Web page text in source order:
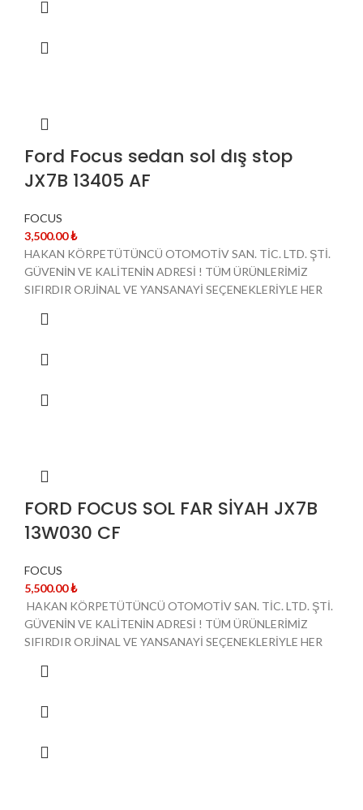
Ford Focus sedan sol dış stop
JX7B 13405 AF
FOCUS
3,500.00₺
HAKAN KÖRPETÜTÜNCÜ OTOMOTİV SAN. TİC. LTD. ŞTİ.
GÜVENİN VE KALİTENİN ADRESİ ! TÜM ÜRÜNLERİMİZ
SIFIRDIR ORJİNAL VE YANSANAYİ SEÇENEKLERİYLE HER
FORD FOCUS SOL FAR SİYAH JX7B
13W030 CF
FOCUS
5,500.00₺
HAKAN KÖRPETÜTÜNCÜ OTOMOTİV SAN. TİC. LTD. ŞTİ.
GÜVENİN VE KALİTENİN ADRESİ ! TÜM ÜRÜNLERİMİZ
SIFIRDIR ORJİNAL VE YANSANAYİ SEÇENEKLERİYLE HER